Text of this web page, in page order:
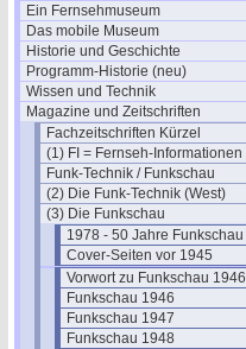
Ein Fernsehmuseum
Das mobile Museum
Historie und Geschichte
Programm-Historie (neu)
Wissen und Technik
Magazine und Zeitschriften
Fachzeitschriften Kürzel
(1) FI = Fernseh-Informationen
Funk-Technik / Funkschau
(2) Die Funk-Technik (West)
(3) Die Funkschau
1978 - 50 Jahre Funkschau
Cover-Seiten vor 1945
Vorwort zu Funkschau 1946
Funkschau 1946
Funkschau 1947
Funkschau 1948